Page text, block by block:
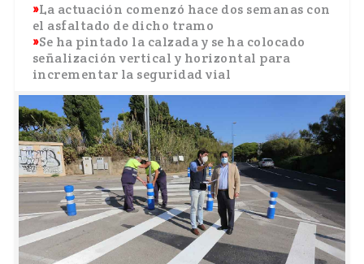
La actuación comenzó hace dos semanas con
el asfaltado de dicho tramo
Se ha pintado la calzada y se ha colocado
señalización vertical y horizontal para
incrementar la seguridad vial